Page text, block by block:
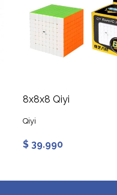
8x8x8 Qiyi
Qiyi
$ 39.990